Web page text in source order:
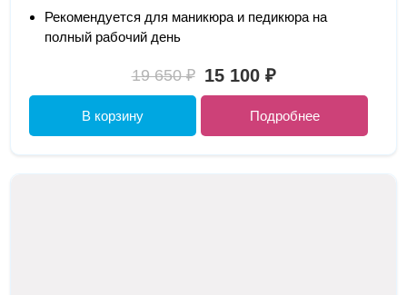
Рекомендуется для маникюра и педикюра на
полный рабочий день
19 650 ₽ 15 100 ₽
В корзину Подробнее